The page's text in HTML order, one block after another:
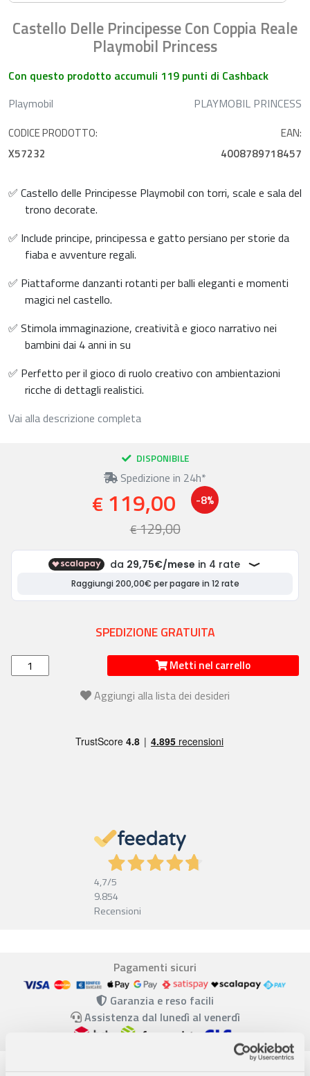
Castello Delle Principesse Con Coppia Reale
Playmobil Princess
Con questo prodotto accumuli 119 punti di Cashback
Playmobil
PLAYMOBIL PRINCESS
CODICE PRODOTTO:
X57232
EAN:
4008789718457
✅ Castello delle Principesse Playmobil con torri, scale e sala del
trono decorate.
✅ Include principe, principessa e gatto persiano per storie da
fiaba e avventure regali.
✅ Piattaforme danzanti rotanti per balli eleganti e momenti
magici nel castello.
✅ Stimola immaginazione, creatività e gioco narrativo nei
bambini dai 4 anni in su
✅ Perfetto per il gioco di ruolo creativo con ambientazioni
ricche di dettagli realistici.
Vai alla descrizione completa
DISPONIBILE
Spedizione in 24h*
€ 119,00 -8%
€129,00
SPEDIZIONE GRATUITA
Metti nel carrello
Aggiungi alla lista dei desideri
4,7/5
9.854
Recensioni
Pagamenti sicuri
Garanzia e reso facili
Assistenza dal lunedì al venerdì